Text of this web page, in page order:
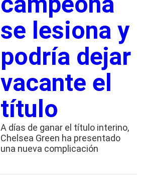
se lesiona y
podría dejar
vacante el
título
A días de ganar el título interino,
Chelsea Green ha presentado
una nueva complicación